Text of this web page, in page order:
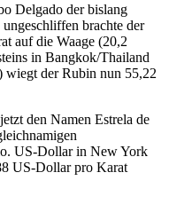
Delgado der bislang
brachte der
auf die Waage (20,2
in Bangkok/Thailand
wiegt der Rubin nun 55,22
den Namen Estrela de
US-Dollar in New York
US-Dollar pro Karat